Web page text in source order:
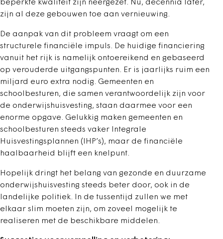
beperkte kwaliteit zijn neergezet. Nu, decennia later,
zijn al deze gebouwen toe aan vernieuwing.
De aanpak van dit probleem vraagt om een
structurele financiële impuls. De huidige financiering
vanuit het rijk is namelijk ontoereikend en gebaseerd
op verouderde uitgangspunten. Er is jaarlijks ruim een
miljard euro extra nodig. Gemeenten en
schoolbesturen, die samen verantwoordelijk zijn voor
de onderwijshuisvesting, staan daarmee voor een
enorme opgave. Gelukkig maken gemeenten en
schoolbesturen steeds vaker Integrale
Huisvestingsplannen (IHP’s), maar de financiële
haalbaarheid blijft een knelpunt.
Hopelijk dringt het belang van gezonde en duurzame
onderwijshuisvesting steeds beter door, ook in de
landelijke politiek. In de tussentijd zullen we met
elkaar slim moeten zijn, om zoveel mogelijk te
realiseren met de beschikbare middelen.